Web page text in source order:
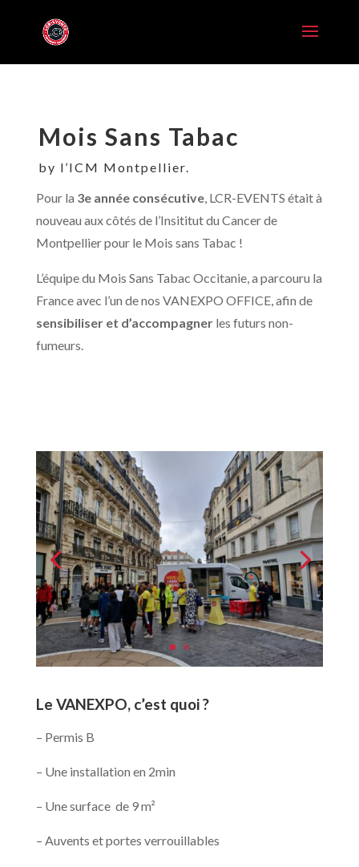
Mois Sans Tabac
by l’ICM Montpellier.
Pour la 3e année consécutive, LCR-EVENTS était à
nouveau aux côtés de l’Insititut du Cancer de
Montpellier pour le Mois sans Tabac !
L’équipe du Mois Sans Tabac Occitanie, a parcouru la
France avec l’un de nos VANEXPO OFFICE, afin de
sensibiliser et d’accompagnerles futurs non-
fumeurs.
Le VANEXPO, c’est quoi ?
– Permis B
– Une installation en 2min
– Une surface de 9 m²
– Auvents et portes verrouillables